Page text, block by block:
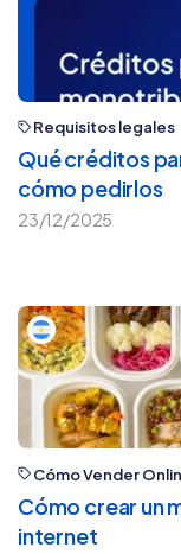
Requisitos legales
Qué créditos
cómo pedirlos
23/12/2025
Cómo Vender
Cómo crear un
internet